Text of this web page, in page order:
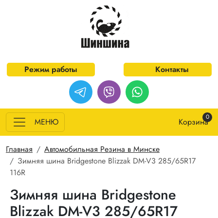
Перейти к основному содержанию
Режим работы Контакты
МЕНЮ Корзина0
Строка навигации
Главная
Автомобильная Резина в Минске
Зимняя шина Bridgestone Blizzak DM-V3 285/65R17
116R
Зимняя шина Bridgestone
Blizzak DM-V3 285/65R17